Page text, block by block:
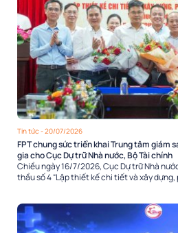
Tin tức - 20/07/2026
FPT chung sức triển khai Trung tâm giám
gia cho Cục Dự trữ Nhà nước, Bộ Tài chính
Chiều ngày 16/7/2026, Cục Dự trữ Nhà
thầu số 4 “Lập thiết kế chi tiết và xây